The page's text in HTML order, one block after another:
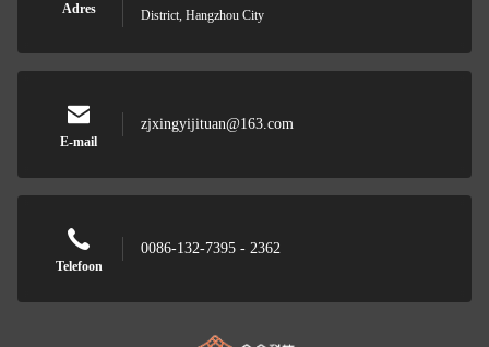
Adres
District, Hangzhou City
E-mail
zjxingyijituan@163.com
Telefoon
0086-132-7395 - 2362